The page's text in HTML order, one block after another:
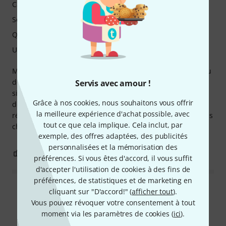
Servis avec amour !
Grâce à nos cookies, nous souhaitons vous offrir
la meilleure expérience d'achat possible, avec
tout ce que cela implique. Cela inclut, par
exemple, des offres adaptées, des publicités
personnalisées et la mémorisation des
préférences. Si vous êtes d'accord, il vous suffit
d'accepter l'utilisation de cookies à des fins de
préférences, de statistiques et de marketing en
cliquant sur "D'accord!" (afficher tout).
Vous pouvez révoquer votre consentement à tout
moment via les paramètres de cookies (ici).
Mon ampli a lampe n'a pas de reverb aussi comme j avis vu
de bons avis sur celle ci j'ai craqué. Je cherche un truc
simple pour une reverb de base Je sui decu. le potard a 0
donne encore de la reverb comme a 9 heures bref pas de
réglage correct possible c'est trop grossier même a 0. Je vais
chercher une autre reverb sur le site .
Caractéristiques
Son
Qualité de fabrication
Utilisation
2
Lire toutes les évaluations